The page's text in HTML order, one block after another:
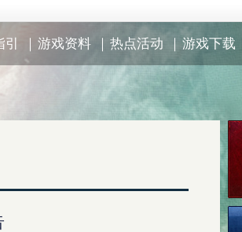
｜ 游戏资料 ｜ 热点活动 ｜ 游戏下载